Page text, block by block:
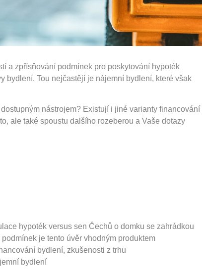
a zpřísňování podmínek pro poskytování hypoték
bydlení. Tou nejčastějí je nájemní bydlení, které však
nástrojem? Existují i jiné varianty financování
ale také spoustu dalšího rozeberou a Vaše dotazy
hypoték versus sen Čechů o domku se zahrádkou
je tento úvěr vhodným produktem
bydlení, zkušenosti z trhu
bydlení